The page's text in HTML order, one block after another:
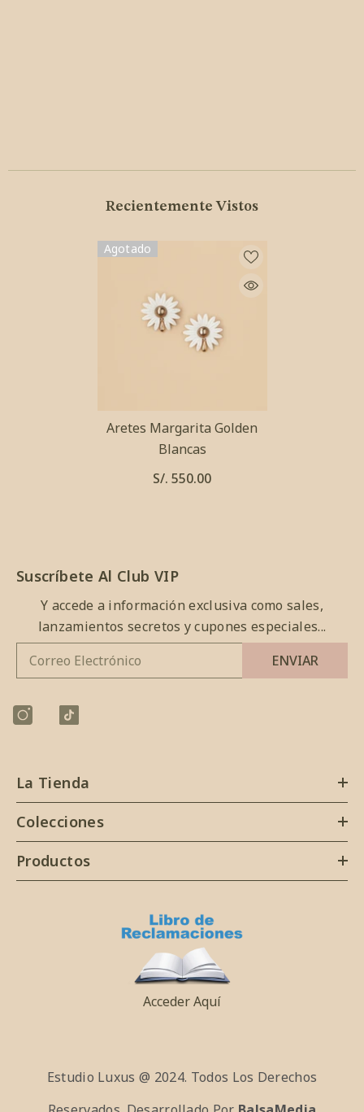
Recientemente Vistos
Agotado
Aretes Margarita Golden
Blancas
S/. 550.00
Suscríbete Al Club VIP
Y accede a información exclusiva como sales,
lanzamientos secretos y cupones especiales...
ENVIAR
La Tienda
Colecciones
Productos
Acceder Aquí
Estudio Luxus @ 2024. Todos Los Derechos